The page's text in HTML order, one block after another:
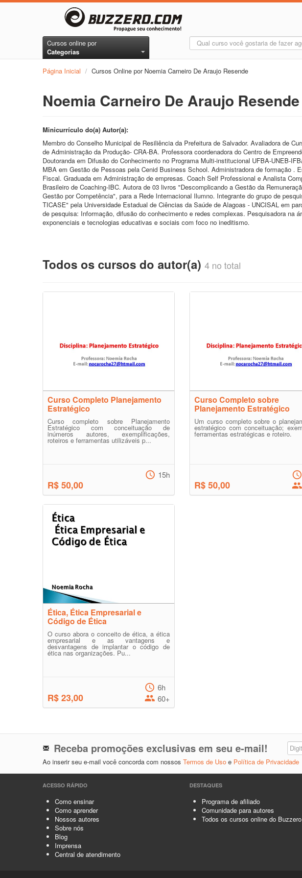
Cursos online por
Categorias
Página Inicial / Cursos Online por Noemia Carneiro De Araujo Resende
Noemia Carneiro De Araujo Resende
Minicurrículo do(a) Autor(a):
Membro do Conselho Municipal de Resiliência da Prefeitura de Salvador. Avaliadora de
de Administração da Produção- CRA-BA. Professora coordenadora do Centro de
Doutoranda em Difusão do Conhecimento no Programa Multi-institucional UFBA-UNEB-
MBA em Gestão de Pessoas pela Cenid Business School. Administradora de formação .
Fiscal. Graduada em Administração de empresas. Coach Self Professional e Analista
Brasileiro de Coaching-IBC. Autora de 03 livros "Descomplicando a Gestão da
Gestão por Competência", para a Rede Internacional Ilumno. Integrante do grupo de
TICASE" pela Universidade Estadual de Ciências da Saúde de Alagoas - UNCISAL em
de pesquisa: Informação, difusão do conhecimento e redes complexas. Pesquisadora na
exponenciais e tecnologias educativas e sociais com foco no ineditismo.
Todos os cursos do autor(a) 4 no total
Curso Completo Planejamento
Estratégico
Curso completo sobre Planejamento
Estratégico com conceituação de
inúmeros autores, exemplificações,
roteiros e ferramentas utilizáveis p...
R$ 50,00
15h
Curso Completo sobre
Planejamento Estratégico
Um curso completo sobre o
estratégico com conceituação;
ferramentas estratégicas e roteiro.
R$ 50,00
Ética, Ética Empresarial e
Código de Ética
O curso abora o conceito de ética, a ética
empresarial e as vantagens e
desvantagens de implantar o código de
ética nas organizações. Pu...
R$ 23,00
6h
60+
Receba promoções exclusivas em seu e-mail!
Ao inserir seu e-mail você concorda com nossos Termos de Uso e Política de Privacidade
ACESSO RÁPIDO
Como ensinar
Como aprender
Nossos autores
Sobre nós
Blog
Imprensa
Central de atendimento
DESTAQUES
Programa de afiliado
Comunidade para autores
Todos os cursos online do Buzzero